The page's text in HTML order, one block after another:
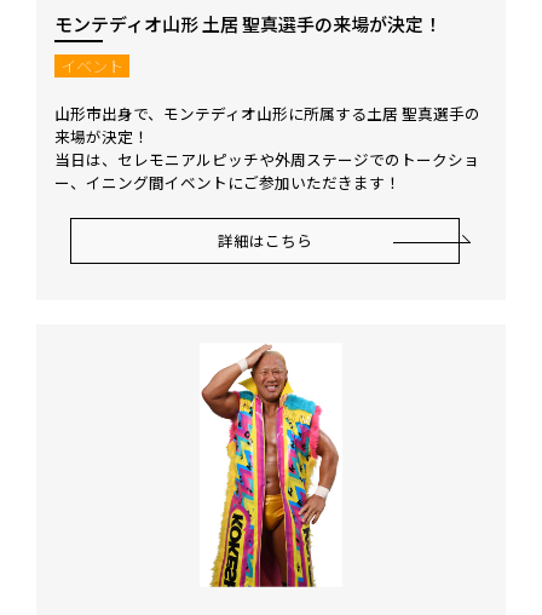
モンテディオ山形 土居 聖真選手の来場が決定！
イベント
山形市出身で、モンテディオ山形に所属する土居 聖真選手の
来場が決定！
当日は、セレモニアルピッチや外周ステージでのトークショ
ー、イニング間イベントにご参加いただきます！
詳細はこちら